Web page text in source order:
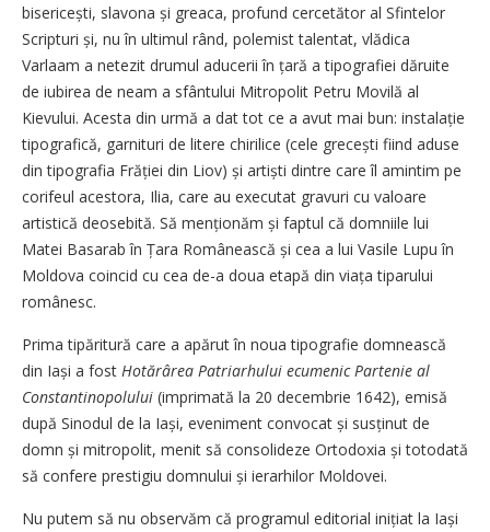
bisericești, slavona și greaca, profund cercetător al Sfintelor
Scripturi și, nu în ultimul rând, polemist talentat, vlădica
Varlaam a netezit drumul aducerii în țară a tipografiei dăruite
de iubirea de neam a sfântului Mitropolit Petru Movilă al
Kievului. Acesta din urmă a dat tot ce a avut mai bun: instalație
tipografică, garnituri de litere chirilice (cele grecești fiind aduse
din tipografia Frăției din Liov) și artiști dintre care îl amintim pe
corifeul acestora, Ilia, care au executat gravuri cu valoare
artistică deosebită. Să mențio­năm și faptul că domniile lui
Matei Basarab în Țara Românească și cea a lui Vasile Lupu în
Moldova coincid cu cea de-a doua etapă din viața tiparului
românesc.
Prima tipăritură care a apărut în noua tipografie domnească
din Iași a fost Hotărârea Patriarhului ecumenic Partenie al
Constantinopolului (imprimată la 20 decembrie 1642), emisă
după Sinodul de la Iași, eveniment convocat și susținut de
domn și mitropolit, menit să consolideze Ortodoxia și totodată
să confere prestigiu domnului și ierarhilor Moldovei.
Nu putem să nu observăm că programul editorial inițiat la Iași